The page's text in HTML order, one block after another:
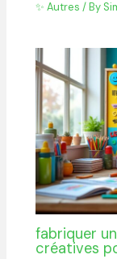
✨ Autres / By
fabriquer
créatives